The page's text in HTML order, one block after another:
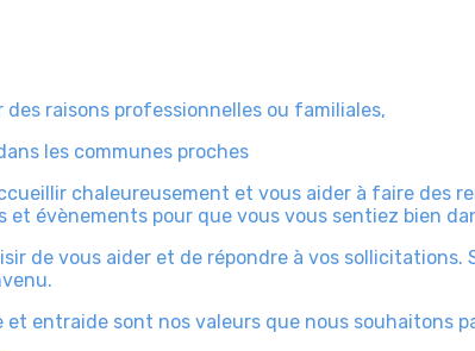
des raisons professionnelles ou familiales,
les communes proches
chaleureusement et vous aider à faire des
et évènements pour que vous vous sentiez bien
de vous aider et de répondre à vos sollicitations.
entraide sont nos valeurs que nous souhaitons